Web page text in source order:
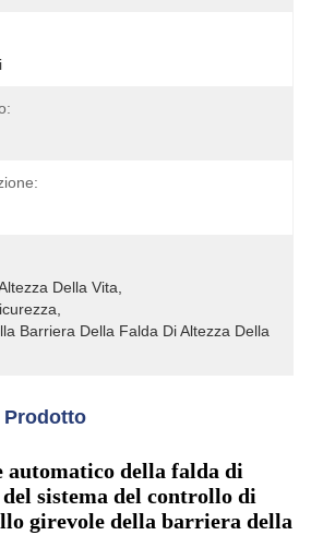
Della Vita
Barriera Della Falda Di Altezza Della
Prodotto
automatico della falda di
sistema del controllo di
girevole della barriera della